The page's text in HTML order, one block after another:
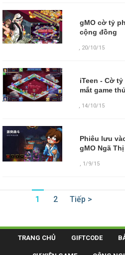
gMO cờ tỷ
cộng đồng
, 20/10/15
iTeen - Cờ
mắt game thủ
, 14/10/15
Phiêu lưu
gMO Ngã
, 1/9/15
1 2 Tiếp >
TRANG CHỦ GIFTCODE